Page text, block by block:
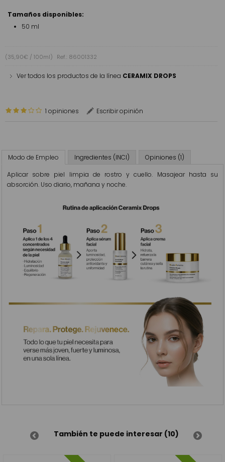
Tamaños disponibles:
50 ml
(35,90€ / 100ml) Ref.: 86001332
Ver todos los productos de la línea CERAMIX DROPS
1 opiniones Escribir opinión
Modo de Empleo Ingredientes (INCI)
Opiniones (1)
Aplicar sobre piel limpia de rostro y cuello. Masajear hasta su
absorción. Uso diario, mañana y noche.
También te puede interesar (10)